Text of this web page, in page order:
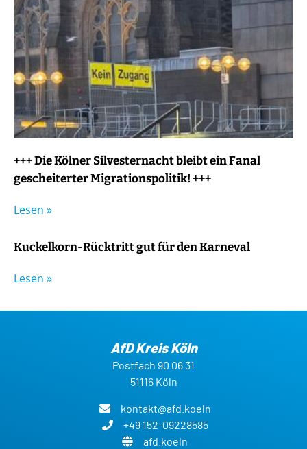
+++ Die Kölner Silvesternacht bleibt ein Fanal
gescheiterter Migrationspolitik! +++
Lesen »
Kuckelkorn-Rücktritt gut für den Karneval
Lesen »
AfD Kreis Köln
Postfach 90 06 31
51116 Köln
kontakt@afd.koeln
+49 152-09228585
afd.koeln